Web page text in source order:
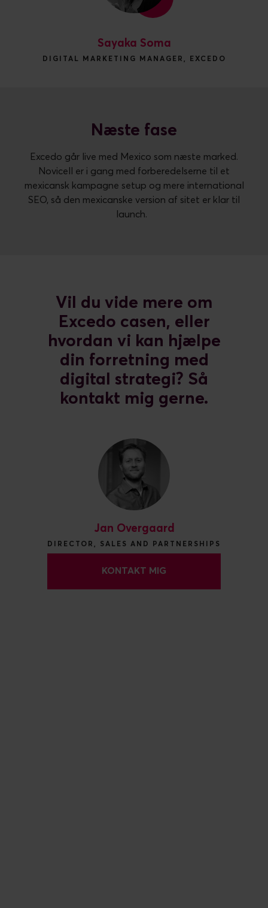
Sayaka Soma
DIGITAL MARKETING MANAGER, EXCEDO
Næste fase
Excedo går live med Mexico som næste marked.
Novicell er i gang med forberedelserne til et
mexicansk kampagne setup og mere international
SEO, så den mexicanske version af sitet er klar til
launch.
Vil du vide mere om
Excedo casen, eller
hvordan vi kan hjælpe
din forretning med
digital strategi? Så
kontakt mig gerne.
Jan Overgaard
DIRECTOR, SALES AND PARTNERSHIPS
KONTAKT MIG